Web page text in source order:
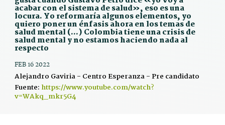
acabar con el sistema de salud», eso es una
locura. Yo reformaría algunos elementos, yo
quiero poner un énfasis ahora en los temas de
salud mental (…) Colombia tiene una crisis de
salud mental y no estamos haciendo nada al
respecto
FEB 16 2022
Alejandro Gaviria - Centro Esperanza - Pre candidato
Fuente: https://www.youtube.com/watch?
v=WAkq_mkr5G4